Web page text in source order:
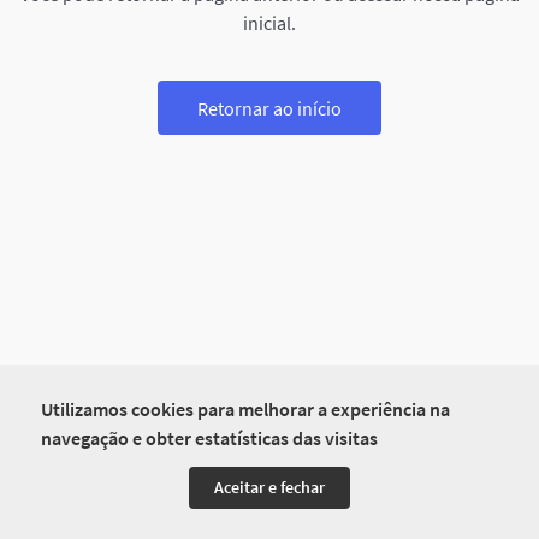
Utilizamos cookies para melhorar a experiência na
navegação e obter estatísticas das visitas
Aceitar e fechar
inicial.
Retornar ao início